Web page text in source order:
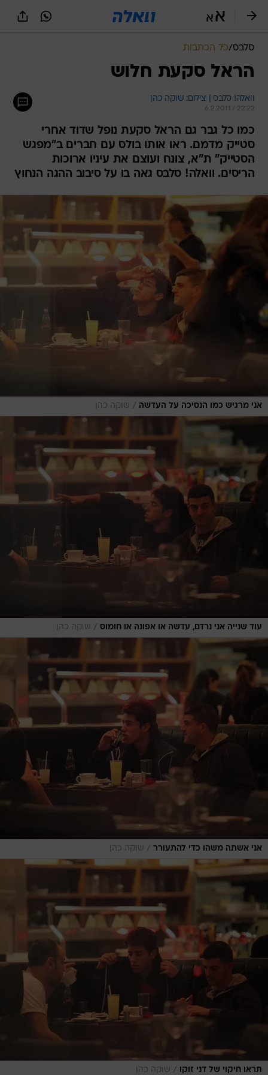
סלבס/כל הכתבות
הראל סקעת חלוש
וואלה! סלבס | צילום: שוקה כהן
6.2.2011 / 22:22
כמו כל גבר גם הראל סקעת נופל שדוד אחרי
סטייק מדמם. ראו אותו בולס עם חברים ב"מפגש
הסטייק" ת"א, צונח ועוצם את עיניו ארוכות
הריסים. וואלה! סלבס גאה בו על סיבוב ההגה הנחוץ
אני מרגיש כמו הנסיכה על העדשה / שוקה כהן
עוד שנייה אני נרדם, עדשה או אפונה או חומוס / שוקה כהן
אני אשתה משהו כדי להתעורר / שוקה כהן
תראו חיקוי של דני זוקו / שוקה כהן